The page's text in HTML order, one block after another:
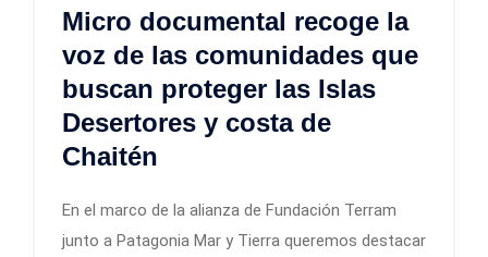
Micro documental recoge la
voz de las comunidades que
buscan proteger las Islas
Desertores y costa de
Chaitén
En el marco de la alianza de Fundación Terram
junto a Patagonia Mar y Tierra queremos destacar